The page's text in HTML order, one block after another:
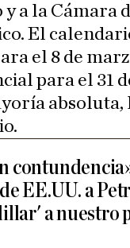
a la Cámara
El
el 8 de
para el 31
absoluta,
EE.UU. a
a nuestro